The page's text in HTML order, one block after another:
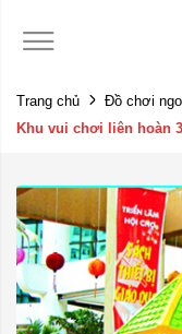
Trang chủ Đồ chơi
Khu vui chơi liên hoàn